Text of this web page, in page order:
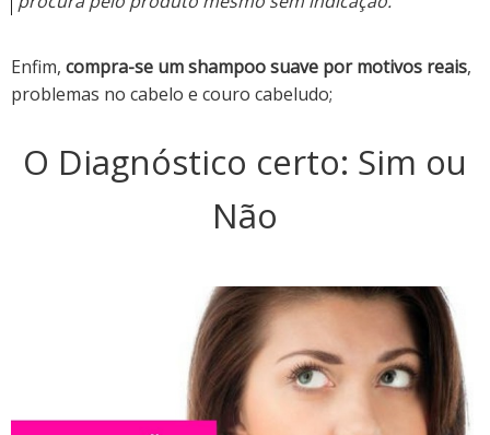
Enfim, compra-se um shampoo suave por motivos reais,
problemas no cabelo e couro cabeludo;
O Diagnóstico certo: Sim ou
Não